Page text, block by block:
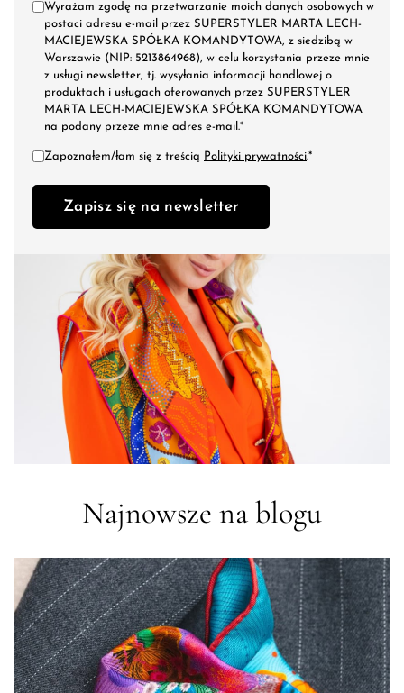
Wyrażam zgodę na przetwarzanie moich danych osobowych w
postaci adresu e-mail przez SUPERSTYLER MARTA LECH-
MACIEJEWSKA SPÓŁKA KOMANDYTOWA, z siedzibą w
Warszawie (NIP: 5213864968), w celu korzystania przeze mnie
z usługi newsletter, tj. wysyłania informacji handlowej o
produktach i usługach oferowanych przez SUPERSTYLER
MARTA LECH-MACIEJEWSKA SPÓŁKA KOMANDYTOWA
na podany przeze mnie adres e-mail.*
Zapoznałem/łam się z treścią Polityki prywatności.*
Zapisz się na newsletter
Najnowsze na blogu